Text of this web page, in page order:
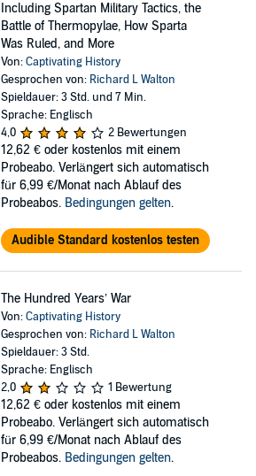
Including Spartan Military Tactics, the
Battle of Thermopylae, How Sparta
Was Ruled, and More
Von:Captivating History
Gesprochen von: Richard L Walton
Spieldauer: 3 Std. und 7 Min.
Sprache: Englisch
4,0
2 Bewertungen
12,62 € oder kostenlos mit einem
Probeabo. Verlängert sich automatisch
für 6,99 €/Monat nach Ablauf des
Probeabos. Bedingungen gelten.
Audible Standard kostenlos testen
The Hundred Years’ War
Von:Captivating History
Gesprochen von: Richard L Walton
Spieldauer: 3 Std.
Sprache: Englisch
2,0
1 Bewertung
12,62 € oder kostenlos mit einem
Probeabo. Verlängert sich automatisch
für 6,99 €/Monat nach Ablauf des
Probeabos. Bedingungen gelten.